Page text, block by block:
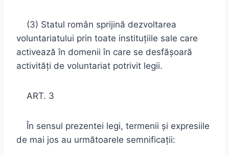
(3) Statul român sprijină dezvoltarea
voluntariatului prin toate instituţiile sale care
activează în domenii în care se desfăşoară
activităţi de voluntariat potrivit legii.
ART. 3
În sensul prezentei legi, termenii şi expresiile
de mai jos au următoarele semnificaţii: